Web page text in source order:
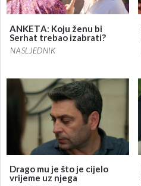
ANKETA: Koju ženu bi
Serhat trebao izabrati?
NASLJEDNIK
Drago mu je što je cijelo
vrijeme uz njega